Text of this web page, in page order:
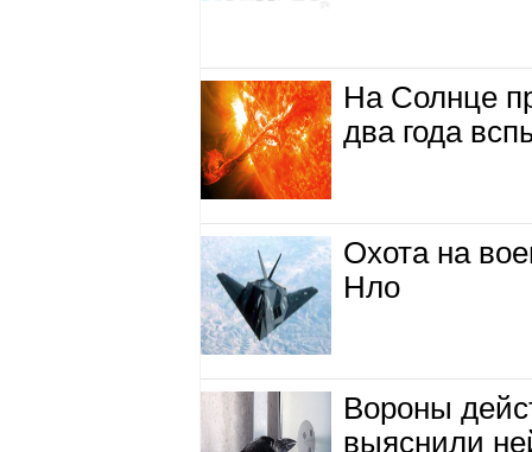
На Солнце
два года
Охота на
Нло
Вороны
выяснили